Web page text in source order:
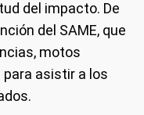
del impacto. De
del SAME, que
motos
asistir a los